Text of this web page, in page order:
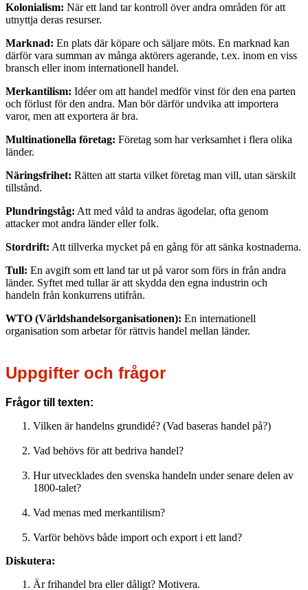
Kolonialism: När ett land tar kontroll över andra områden för att
utnyttja deras resurser.
Marknad: En plats där köpare och säljare möts. En marknad kan
därför vara summan av många aktörers agerande, t.ex. inom en viss
bransch eller inom internationell handel.
Merkantilism: Idéer om att handel medför vinst för den ena parten
och förlust för den andra. Man bör därför undvika att importera
varor, men att exportera är bra.
Multinationella företag: Företag som har verksamhet i flera olika
länder.
Näringsfrihet: Rätten att starta vilket företag man vill, utan särskilt
tillstånd.
Plundringståg: Att med våld ta andras ägodelar, ofta genom
attacker mot andra länder eller folk.
Stordrift: Att tillverka mycket på en gång för att sänka kostnaderna.
Tull: En avgift som ett land tar ut på varor som förs in från andra
länder. Syftet med tullar är att skydda den egna industrin och
handeln från konkurrens utifrån.
WTO (Världshandelsorganisationen): En internationell
organisation som arbetar för rättvis handel mellan länder.
Uppgifter och frågor
Frågor till texten:
Vilken är handelns grundidé? (Vad baseras handel på?)
Vad behövs för att bedriva handel?
Hur utvecklades den svenska handeln under senare delen av
1800-talet?
Vad menas med merkantilism?
Varför behövs både import och export i ett land?
Diskutera:
Är frihandel bra eller dåligt? Motivera.